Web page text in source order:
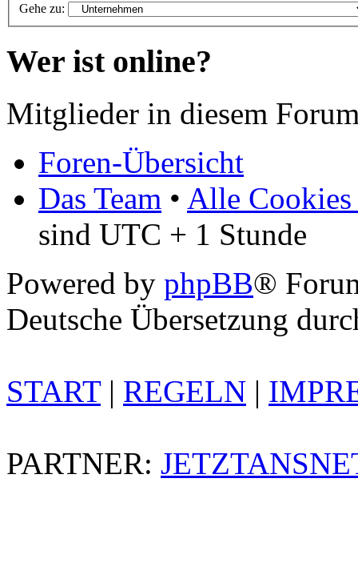
Gehe zu:
Wer ist online?
Mitglieder in diesem
Foren-Übersicht
Das Team • Alle Cookies
sind UTC + 1 Stunde
Powered by phpBB®
Deutsche Übersetzung
START| REGELN |
PARTNER: